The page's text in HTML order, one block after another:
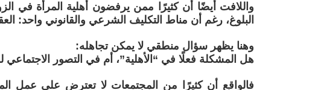
واللافت أيضًا أن كثيرًا ممن يرفضون أهلية المرأة في
البلوغ، رغم أن مناط التكليف الشرعي والقانوني واحد:
وهنا يظهر سؤال منطقي لا يمكن تجاهله:
هل المشكلة فعلًا في “الأهلية”، أم في التصور الاجتماعي
فالواقع أن كثيرًا من المجتمعات لا تعترض على عمل